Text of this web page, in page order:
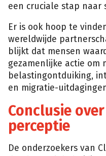
een cruciale stap naar
Er is ook hoop te
wereldwijde
blijkt dat mensen
gezamenlijke actie om
belastingontduiking,
en migratie-
Conclusie
perceptie
De onderzoekers van